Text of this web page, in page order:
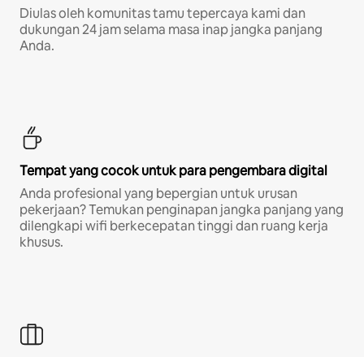
Diulas oleh komunitas tamu tepercaya kami dan
dukungan 24 jam selama masa inap jangka panjang
Anda.
Tempat yang cocok untuk para pengembara digital
Anda profesional yang bepergian untuk urusan
pekerjaan? Temukan penginapan jangka panjang yang
dilengkapi wifi berkecepatan tinggi dan ruang kerja
khusus.